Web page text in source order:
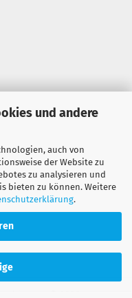
und andere
auch von
der Website zu
zu analysieren und
bieten zu können. Weitere
.